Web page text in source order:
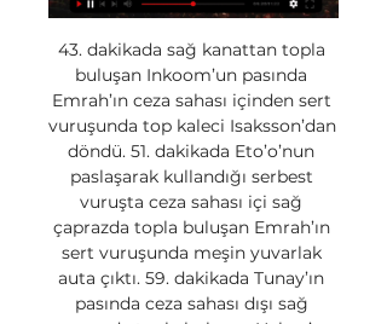
43. dakikada sağ kanattan topla
buluşan Inkoom’un pasında
Emrah’ın ceza sahası içinden sert
vuruşunda top kaleci Isaksson’dan
döndü. 51. dakikada Eto’o’nun
paslaşarak kullandığı serbest
vuruşta ceza sahası içi sağ
çaprazda topla buluşan Emrah’ın
sert vuruşunda meşin yuvarlak
auta çıktı. 59. dakikada Tunay’ın
pasında ceza sahası dışı sağ